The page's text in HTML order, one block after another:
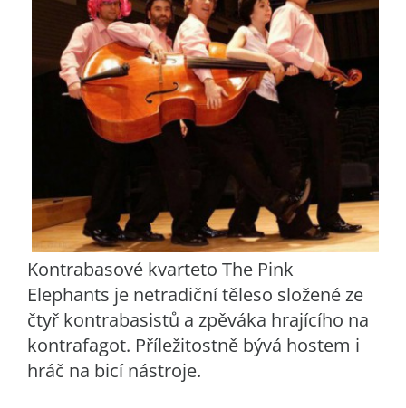
Kontrabasové kvarteto The Pink
Elephants je netradiční těleso složené ze
čtyř kontrabasistů a zpěváka hrajícího na
kontrafagot. Příležitostně bývá hostem i
hráč na bicí nástroje.